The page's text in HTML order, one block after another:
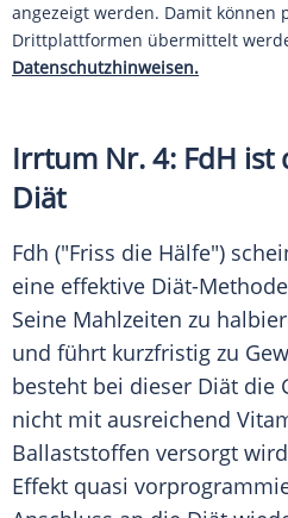
angezeigt werden. Damit können
Drittplattformen übermittelt
Datenschutzhinweisen.
Irrtum Nr. 4: FdH ist
Diät
Fdh ("Friss die Hälfe")
eine effektive Diät-
Seine Mahlzeiten zu
und führt kurzfristig zu
besteht bei dieser Diät die
nicht mit ausreichend
Ballaststoffen versorgt
Effekt quasi